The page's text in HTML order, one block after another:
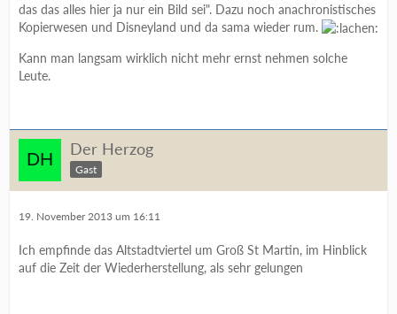
das das alles hier ja nur ein Bild sei". Dazu noch anachronistisches
Kopierwesen und Disneyland und da sama wieder rum.
Kann man langsam wirklich nicht mehr ernst nehmen solche
Leute.
Der Herzog
Gast
19. November 2013 um 16:11
Ich empfinde das Altstadtviertel um Groß St Martin, im Hinblick
auf die Zeit der Wiederherstellung, als sehr gelungen